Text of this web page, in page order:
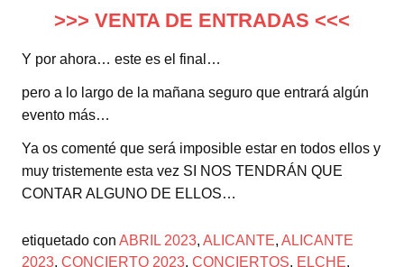
>>> VENTA DE ENTRADAS <<<
Y por ahora… este es el final…
pero a lo largo de la mañana seguro que entrará algún
evento más…
Ya os comenté que será imposible estar en todos ellos y
muy tristemente esta vez SI NOS TENDRÁN QUE
CONTAR ALGUNO DE ELLOS…
etiquetado con ABRIL 2023, ALICANTE, ALICANTE
2023, CONCIERTO 2023, CONCIERTOS, ELCHE,